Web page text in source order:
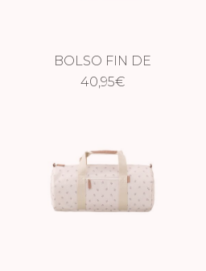
BOLSO FIN DE
SEMANA LIMONES
40,95€